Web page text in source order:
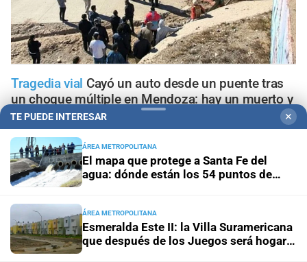
Tragedia vial Cayó un auto desde un puente tras
un choque múltiple en Mendoza: hay un muerto y
varios heridos
Geriátricos clandestinos"¿Para qué denunciar?": la joven
que alertó cuatro meses antes del incendio reclama ser
escuchada
Penas máximasPedirán 15 años de prisión para madre e
hija por el crimen de Jeremías Monzón
TE PUEDE INTERESAR ✕
ÁREA METROPOLITANA
El mapa que protege a Santa Fe del
agua: dónde están los 54 puntos de
ÁREA METROPOLITANA
Esmeralda Este II: la Villa Suramericana
que después de los Juegos será hogar